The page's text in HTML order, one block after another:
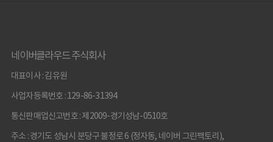
네이버클라우드 주식회사
대표이사 : 김유원
사업자등록번호 : 129-86-31394
통신판매업신고번호 : 제2009-경기성남-0510호
주소 : 경기도 성남시 분당구 불정로 6 (정자동, 네이버 그린팩토리),